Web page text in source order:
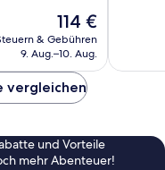
Der
Preis
beträgt
114 €
& Gebühren
9. Aug.–10. Aug.
vergleichen
und Vorteile
mehr Abenteuer!